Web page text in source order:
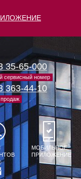
35-65-000
сервисный номер
363-44-10
МОБИЛЬНОЕ
ПРИЛОЖЕНИЕ